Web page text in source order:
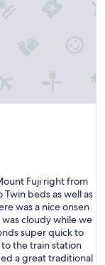
Fuji right from
beds as well as
was a nice onsen
cloudy while we
super quick to
the train station
a great traditional